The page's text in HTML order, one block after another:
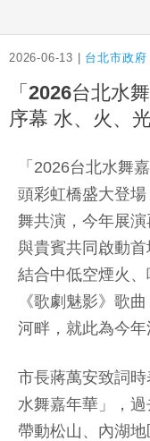
2026-06-13 | 台北市政府
「2026台北水
序幕 水、火、
「2026台北水舞
頭彩虹橋盛大登
舞共演，今年展
與貴賓共同啟動
結合中低空煙火
《歌劇魅影》歌
河畔，就此為今年
市長蔣萬安致詞
水舞嘉年華」，過
帶動松山、內湖